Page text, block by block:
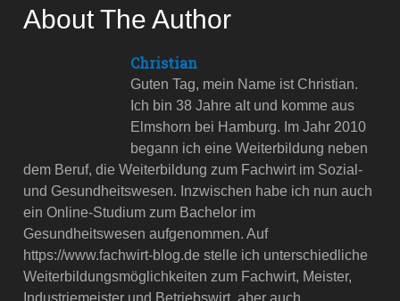
About The Author
Christian
Guten Tag, mein Name ist Christian.
Ich bin 38 Jahre alt und komme aus
Elmshorn bei Hamburg. Im Jahr 2010
begann ich eine Weiterbildung neben
dem Beruf, die Weiterbildung zum Fachwirt im Sozial-
und Gesundheitswesen. Inzwischen habe ich nun auch
ein Online-Studium zum Bachelor im
Gesundheitswesen aufgenommen. Auf
https://www.fachwirt-blog.de stelle ich unterschiedliche
Weiterbildungsmöglichkeiten zum Fachwirt, Meister,